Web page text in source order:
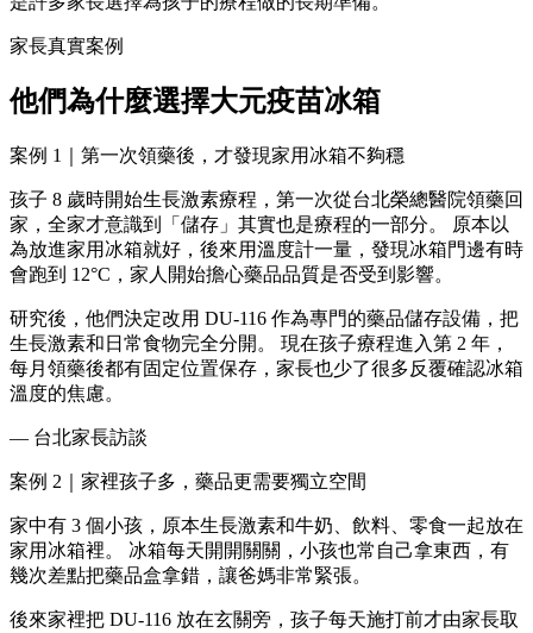
家長真實案例
他們為什麼選擇大元疫苗冰箱
案例 1｜第一次領藥後，才發現家用冰箱不夠穩
孩子 8 歲時開始生長激素療程，第一次從台北榮總醫院領藥回
家，全家才意識到「儲存」其實也是療程的一部分。 原本以
為放進家用冰箱就好，後來用溫度計一量，發現冰箱門邊有時
會跑到 12°C，家人開始擔心藥品品質是否受到影響。
研究後，他們決定改用 DU-116 作為專門的藥品儲存設備，把
生長激素和日常食物完全分開。 現在孩子療程進入第 2 年，
每月領藥後都有固定位置保存，家長也少了很多反覆確認冰箱
溫度的焦慮。
— 台北家長訪談
案例 2｜家裡孩子多，藥品更需要獨立空間
家中有 3 個小孩，原本生長激素和牛奶、飲料、零食一起放在
家用冰箱裡。 冰箱每天開開關關，小孩也常自己拿東西，有
幾次差點把藥品盒拿錯，讓爸媽非常緊張。
後來家裡把 DU-116 放在玄關旁，孩子每天施打前才由家長取